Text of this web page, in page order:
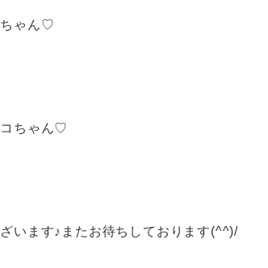
ちゃん♡
コちゃん♡
います♪またお待ちしております(^^)/